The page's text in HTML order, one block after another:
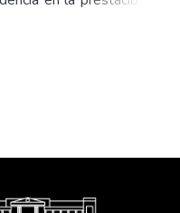
en la cuidad de Tulcán.
y tablas que reflejan